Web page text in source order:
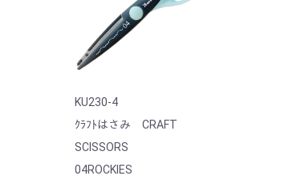
KU230-4
ｸﾗﾌﾄはさみ CRAFT
SCISSORS
04ROCKIES